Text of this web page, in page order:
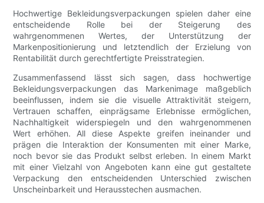
Hochwertige Bekleidungsverpackungen spielen daher eine
entscheidende Rolle bei der Steigerung des
wahrgenommenen Wertes, der Unterstützung der
Markenpositionierung und letztendlich der Erzielung von
Rentabilität durch gerechtfertigte Preisstrategien.
Zusammenfassend lässt sich sagen, dass hochwertige
Bekleidungsverpackungen das Markenimage maßgeblich
beeinflussen, indem sie die visuelle Attraktivität steigern,
Vertrauen schaffen, einprägsame Erlebnisse ermöglichen,
Nachhaltigkeit widerspiegeln und den wahrgenommenen
Wert erhöhen. All diese Aspekte greifen ineinander und
prägen die Interaktion der Konsumenten mit einer Marke,
noch bevor sie das Produkt selbst erleben. In einem Markt
mit einer Vielzahl von Angeboten kann eine gut gestaltete
Verpackung den entscheidenden Unterschied zwischen
Unscheinbarkeit und Herausstechen ausmachen.